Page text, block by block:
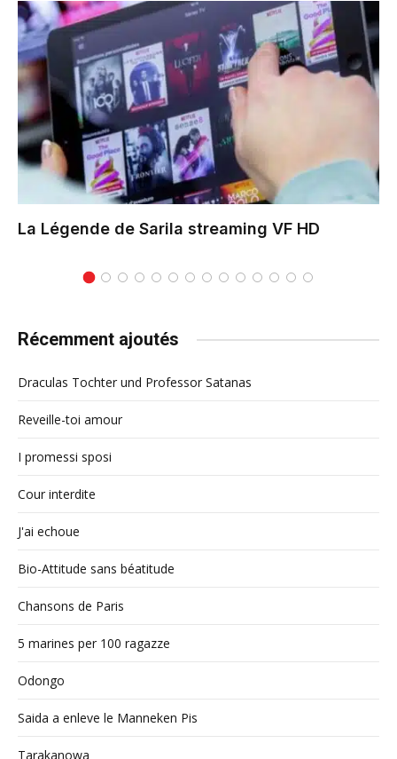
La Légende de Sarila streaming VF HD
Récemment ajoutés
Draculas Tochter und Professor Satanas
Reveille-toi amour
I promessi sposi
Cour interdite
J'ai echoue
Bio-Attitude sans béatitude
Chansons de Paris
5 marines per 100 ragazze
Odongo
Saida a enleve le Manneken Pis
Tarakanowa